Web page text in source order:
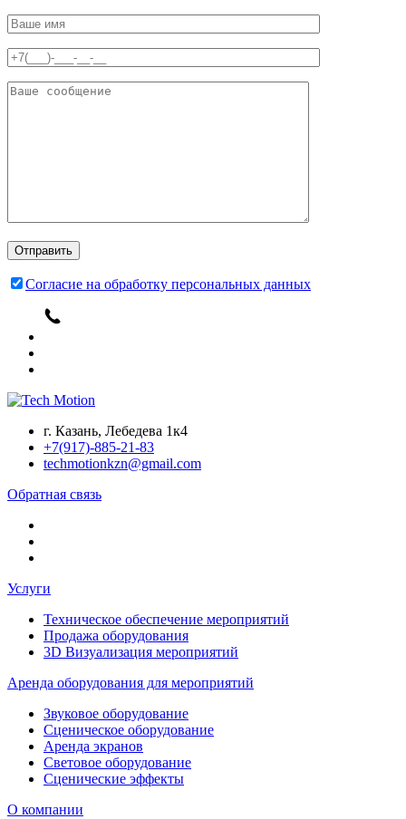
Согласие на обработку персональных данных
г. Казань, Лебедева 1к4
+7(917)-885-21-83
techmotionkzn@gmail.com
Обратная связь
Услуги
Техническое обеспечение мероприятий
Продажа оборудования
3D Визуализация мероприятий
Аренда оборудования для мероприятий
Звуковое оборудование
Сценическое оборудование
Аренда экранов
Световое оборудование
Сценические эффекты
О компании